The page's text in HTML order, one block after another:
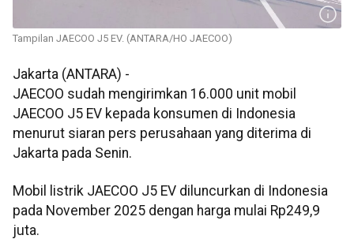
Tampilan JAECOO J5 EV. (ANTARA/HO JAECOO)
Jakarta (ANTARA) -
JAECOO sudah mengirimkan 16.000 unit mobil
JAECOO J5 EV kepada konsumen di Indonesia
menurut siaran pers perusahaan yang diterima di
Jakarta pada Senin.
Mobil listrik JAECOO J5 EV diluncurkan di Indonesia
pada November 2025 dengan harga mulai Rp249,9
juta.